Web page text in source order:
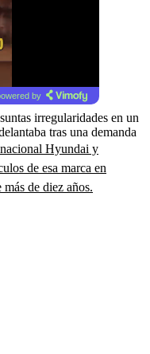
by
irregularidades en un
tras una demanda
Hyundai y
de esa marca en
de diez años.